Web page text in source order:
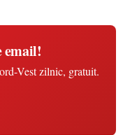
email!
Vest zilnic, gratuit.